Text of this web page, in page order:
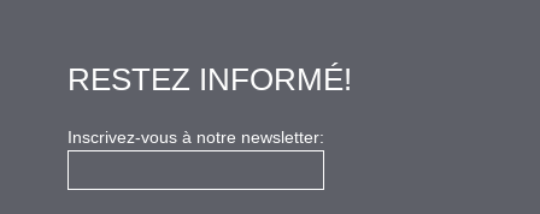
RESTEZ INFORMÉ!
Inscrivez-vous à notre newsletter: